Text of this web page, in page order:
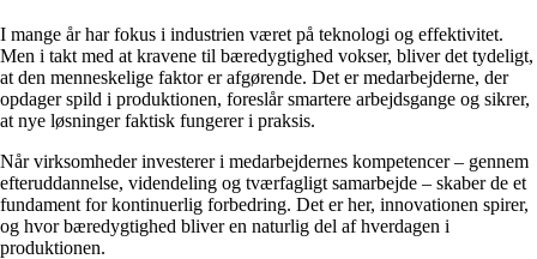
I mange år har fokus i industrien været på teknologi og effektivitet.
Men i takt med at kravene til bæredygtighed vokser, bliver det tydeligt,
at den menneskelige faktor er afgørende. Det er medarbejderne, der
opdager spild i produktionen, foreslår smartere arbejdsgange og sikrer,
at nye løsninger faktisk fungerer i praksis.
Når virksomheder investerer i medarbejdernes kompetencer – gennem
efteruddannelse, videndeling og tværfagligt samarbejde – skaber de et
fundament for kontinuerlig forbedring. Det er her, innovationen spirer,
og hvor bæredygtighed bliver en naturlig del af hverdagen i
produktionen.